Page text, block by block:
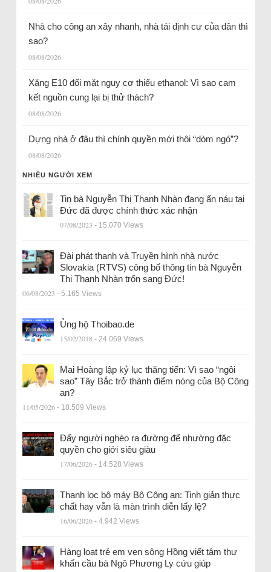
Nhà cho công an xây nhanh, nhà tái định cư của dân thì
sao?
08/08/2026
Xăng E10 đối mặt nguy cơ thiếu ethanol: Vì sao cam
kết nguồn cung lại bị thử thách?
08/08/2026
Dựng nhà ở đâu thì chính quyền mới thôi “dòm ngó”?
08/08/2026
NHIỀU NGƯỜI XEM
Tin bà Nguyễn Thị Thanh Nhàn đang ẩn náu tại
Đức đã được chính thức xác nhận
07/08/2023 - 15.070 Views
Đài phát thanh và Truyền hình nhà nước
Slovakia (RTVS) công bố thông tin bà Nguyễn
Thị Thanh Nhàn trốn sang Đức!
06/08/2023 - 5.165 Views
Ủng hộ Thoibao.de
15/02/2018 - 24.069 Views
Mai Hoàng lập kỷ lục thăng tiến: Vì sao “ngôi
sao” Tây Bắc trở thành điểm nóng của Bộ Công
an?
11/05/2026 - 18.509 Views
Đẩy người nghèo ra đường để nhường đặc
quyền cho giới siêu giàu
17/06/2026 - 14.528 Views
Thanh lọc bộ máy Bộ Công an: Tinh giản thực
chất hay vẫn là màn trình diễn lấy lệ?
16/06/2026 - 4.942 Views
Hàng loạt trẻ em ven sông Hồng viết tâm thư
khẩn cầu bà Ngô Phương Ly cứu giúp